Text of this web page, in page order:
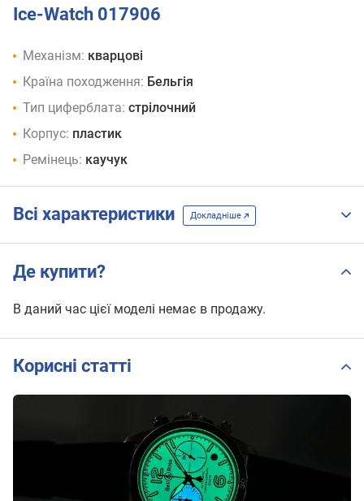
Ice-Watch 017906
Механізм: кварцові
Країна походження: Бельгія
Тип циферблата: стрілочний
Корпус: пластик
Ремінець: каучук
Всі характеристики Докладніше
Де купити?
В даний час цієї моделі немає в продажу.
Корисні статті